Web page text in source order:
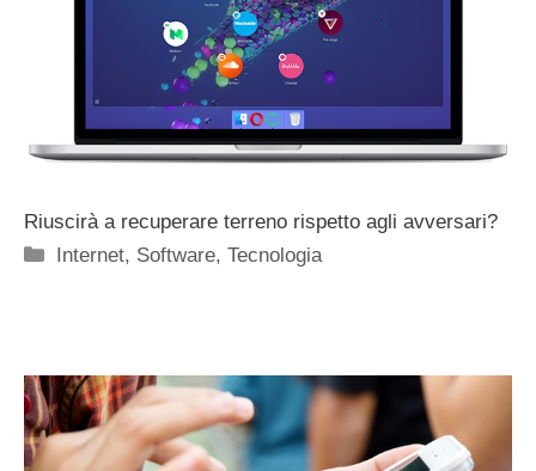
Riuscirà a recuperare terreno rispetto agli avversari?
Categorie
Internet, Software,Tecnologia